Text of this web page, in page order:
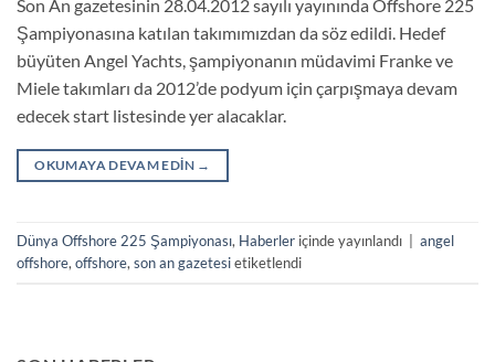
Son An gazetesinin 28.04.2012 sayılı yayınında Offshore 225
Şampiyonasına katılan takımımızdan da söz edildi. Hedef
büyüten Angel Yachts, şampiyonanın müdavimi Franke ve
Miele takımları da 2012’de podyum için çarpışmaya devam
edecek start listesinde yer alacaklar.
OKUMAYA DEVAM EDIN →
Dünya Offshore 225 Şampiyonası, Haberler içinde yayınlandı
angel
offshore,offshore,son an gazetesietiketlendi